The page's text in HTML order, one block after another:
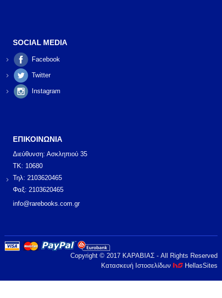
SOCIAL MEDIA
Facebook
Twitter
Instagram
ΕΠΙΚΟΙΝΩΝΙΑ
Διεύθυνση: Ασκληπιού 35
ΤΚ: 10680
Τηλ: 2103620465
Φαξ: 2103620465
info@rarebooks.com.gr
Copyright © 2017 ΚΑΡΑΒΙΑΣ - All Rights Reserved
Κατασκευή Ιστοσελίδων
HellasSites